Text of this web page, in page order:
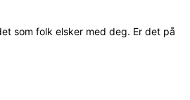
som folk elsker med deg. Er det på